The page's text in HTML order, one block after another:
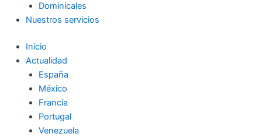
Dominicales
Nuestros servicios
Inicio
Actualidad
España
México
Francia
Portugal
Venezuela